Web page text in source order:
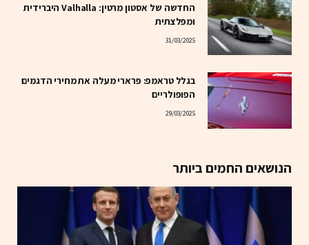
החדשה של אסטון מרטין: Valhalla היברידית
ומפלצתית
31/03/2025
בגלל טראמפ: פרארי מעלה את מחירי הדגמים
הפופולריים
29/03/2025
הנושאים החמים ביותר